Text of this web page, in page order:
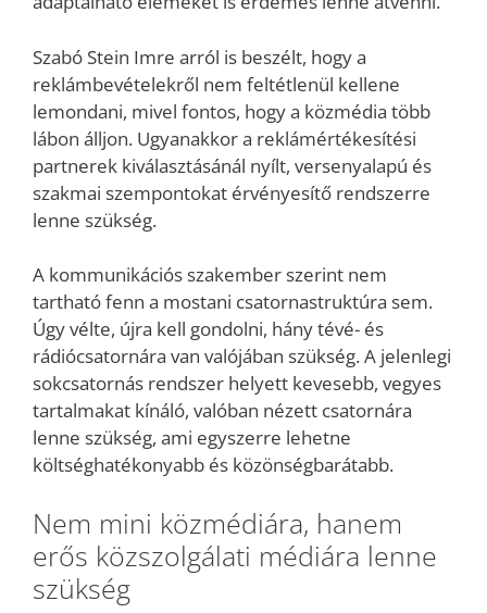
Szabó Stein Imre arról is beszélt, hogy a
reklámbevételekről nem feltétlenül kellene
lemondani, mivel fontos, hogy a közmédia több
lábon álljon. Ugyanakkor a reklámértékesítési
partnerek kiválasztásánál nyílt, versenyalapú és
szakmai szempontokat érvényesítő rendszerre
lenne szükség.
A kommunikációs szakember szerint nem
tartható fenn a mostani csatornastruktúra sem.
Úgy vélte, újra kell gondolni, hány tévé- és
rádiócsatornára van valójában szükség. A jelenlegi
sokcsatornás rendszer helyett kevesebb, vegyes
tartalmakat kínáló, valóban nézett csatornára
lenne szükség, ami egyszerre lehetne
költséghatékonyabb és közönségbarátabb.
Nem mini közmédiára, hanem
erős közszolgálati médiára lenne
szükség